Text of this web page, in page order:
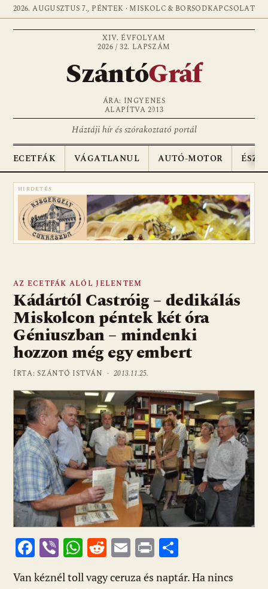
2026. AUGUSZTUS 7., PÉNTEK · MISKOLC & BORSODKAPCSOLAT
XIV. ÉVFOLYAM
2026 / 32. LAPSZÁM
SzántóGráf
ÁRA: INGYENES
ALAPÍTVA 2013
Háztáji hír és szórakoztató portál
ECETFÁK VÁGATLANUL AUTÓ-MOTOR
HIRDETÉS
AZ ECETFÁK ALÓL JELENTEM
Kádártól Castróig – dedikálás
Miskolcon péntek két óra
Géniuszban – mindenki
hozzon még egy embert
ÍRTA: SZÁNTÓ ISTVÁN ·2013.11.25.
F
ac
Vi
b
W
h
R E
m
Pr
ss
Van kéznél toll vagy ceruza és naptár. Ha nincs